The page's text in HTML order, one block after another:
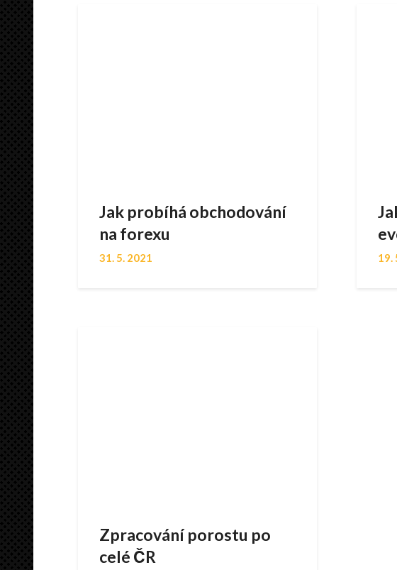
Jak probíhá obchodování
na forexu
31. 5. 2021 19.
Zpracování porostu po
celé ČR